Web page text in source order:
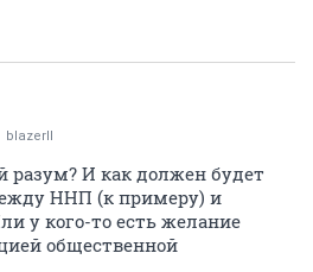
blazerII
разум? И как должен будет
ННП (к примеру) и
у кого-то есть желание
общественной